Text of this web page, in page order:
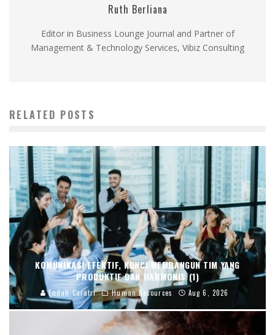
Ruth Berliana
Editor in Business Lounge Journal and Partner of
Management & Technology Services, Vibiz Consulting
RELATED POSTS
KOMUNIKASI EFEKTIF, KUNCI MEMBANGUN TIM YANG
PRODUKTIF DAN HARMONIS (1)
Endah Caratri Human Resources Aug 6, 2026